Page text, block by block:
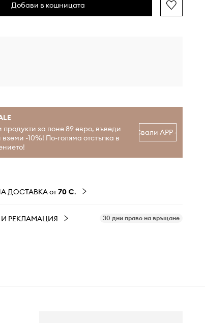
Добави в кошницата
за поне 89 евро, въведи
вземи -10%! По-голяма отстъпка в
Свали APP-а
ДОСТАВКА от70 €.
РЕКЛАМАЦИЯ 30 дни право на връщане